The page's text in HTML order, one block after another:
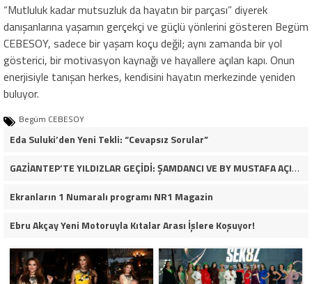
“Mutluluk kadar mutsuzluk da hayatın bir parçası” diyerek
danışanlarına yaşamın gerçekçi ve güçlü yönlerini gösteren Begüm
CEBESOY, sadece bir yaşam koçu değil; aynı zamanda bir yol
gösterici, bir motivasyon kaynağı ve hayallere açılan kapı. Onun
enerjisiyle tanışan herkes, kendisini hayatın merkezinde yeniden
buluyor.
Begüm CEBESOY
Eda Suluki’den Yeni Tekli: “Cevapsız Sorular”
GAZİANTEP’TE YILDIZLAR GEÇİDİ: ŞAMDANCI VE BY MUSTAFA AÇILIŞI İLE GREEN PARK’TA GÖRKEMLİ GALA
Ekranların 1 Numaralı programı NR1 Magazin
Ebru Akçay Yeni Motoruyla Kıtalar Arası İşlere Koşuyor!